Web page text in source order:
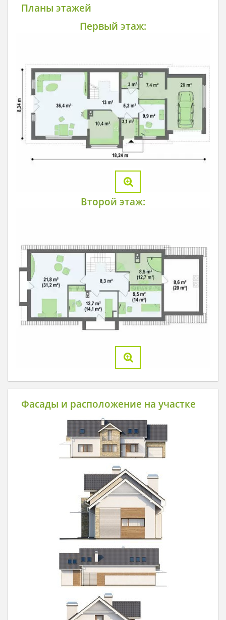
Планы этажей
Первый этаж:
Второй этаж:
Фасады и расположение на участке